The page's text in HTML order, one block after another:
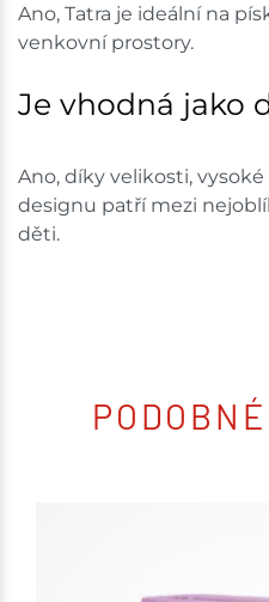
Ano, Tatra je ideální na
venkovní prostory.
Je vhodná jako
Ano, díky velikosti,
designu patří mezi
děti.